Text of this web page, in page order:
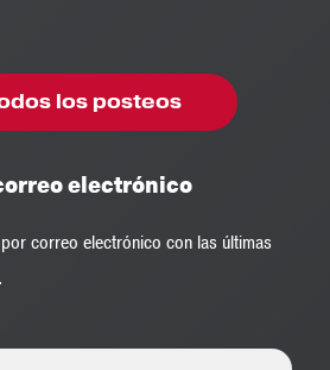
los posteos
electrónico
correo electrónico con las últimas